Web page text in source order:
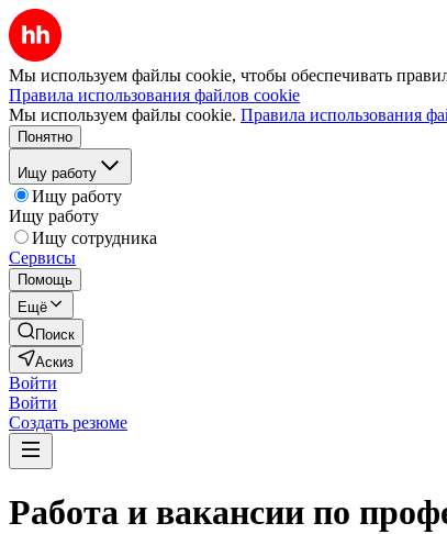
Мы используем файлы cookie, чтобы обеспечивать
Правила использования файлов cookie
Мы используем файлы cookie. Правила использования
Понятно
Ищу работу
Ищу работу
Ищу работу
Ищу сотрудника
Сервисы
Помощь
Ещё
Поиск
Аскиз
Войти
Войти
Создать резюме
Работа и вакансии по